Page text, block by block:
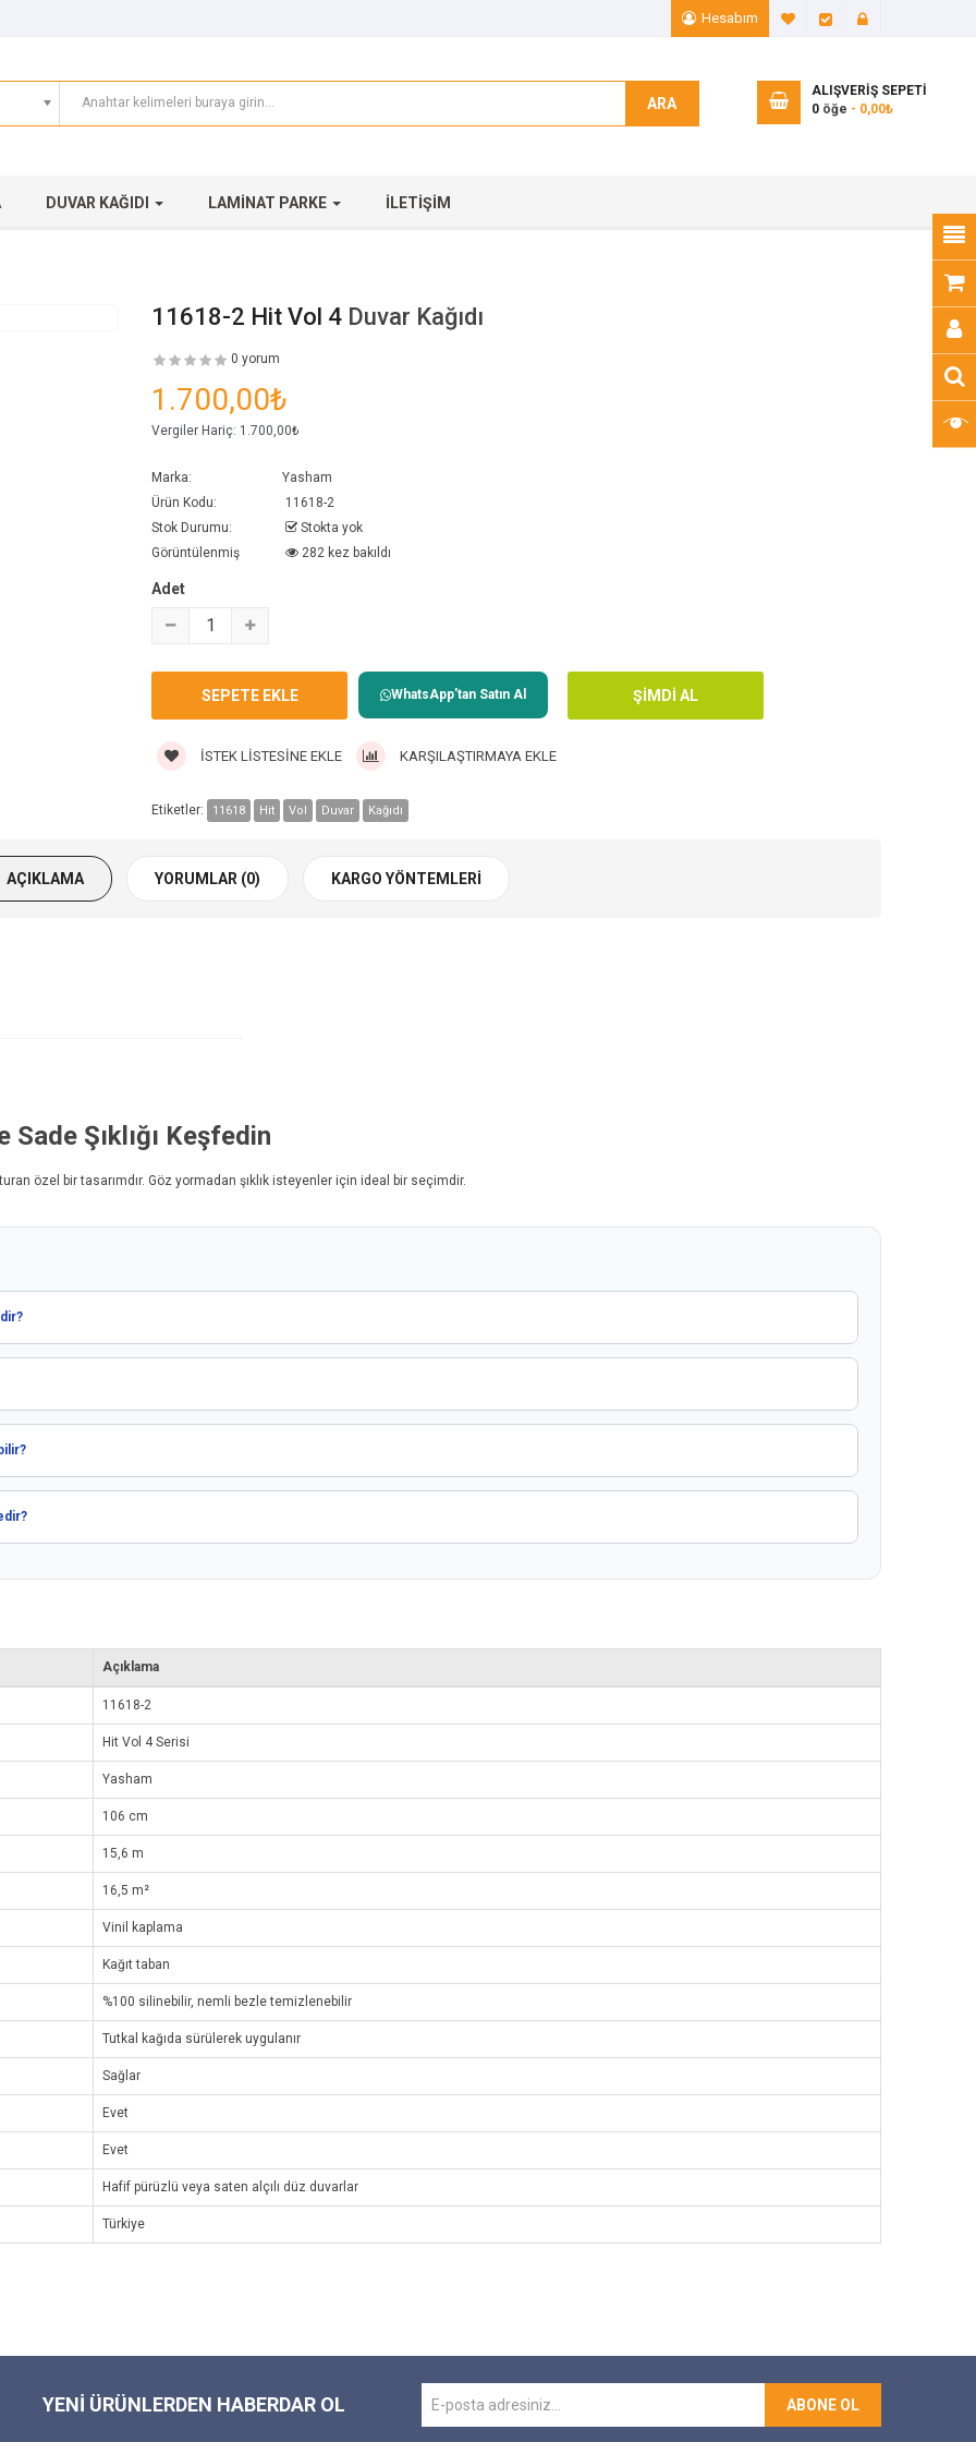
Hesabım A. Listem (0)
Ödeme
ARA
ALIŞVERIŞ SEPETI
0 öğe - 0,00₺
DUVAR KAĞIDI LAMINAT PARKE İLETIŞIM
11618-2 Hit Vol 4 Duvar Kağıdı
0 yorum
1.700,00₺
Vergiler Hariç: 1.700,00₺
Marka:
Yasham
Ürün Kodu:
11618-2
Stok Durumu:
Stokta yok
Görüntülenmiş
282 kez bakıldı
Adet
WhatsApp'tan Satın Al
İSTEK LISTESINE EKLE KARŞILAŞTIRMAYA EKLE
Etiketler: 11618 Hit Vol Duvar Kağıdı
AÇIKLAMA YORUMLAR (0) KARGO YÖNTEMLERI
Sade Şıklığı Keşfedin
özel bir tasarımdır. Göz yormadan şıklık isteyenler için ideal bir seçimdir.
Açıklama
11618-2
Hit Vol 4 Serisi
Yasham
106 cm
15,6 m
16,5 m²
Vinil kaplama
Kağıt taban
%100 silinebilir, nemli bezle temizlenebilir
Tutkal kağıda sürülerek uygulanır
Sağlar
Evet
Evet
Hafif pürüzlü veya saten alçılı düz duvarlar
Türkiye
YENI ÜRÜNLERDEN HABERDAR OL ABONE OL